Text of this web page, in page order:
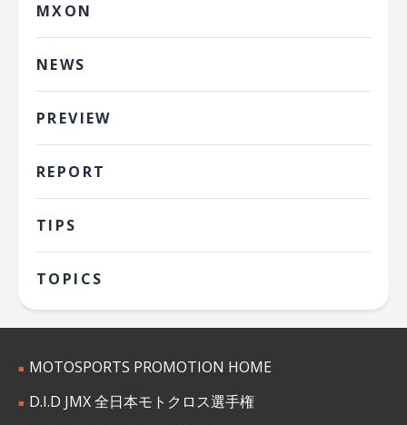
MXON
NEWS
PREVIEW
REPORT
TIPS
TOPICS
MOTOSPORTS PROMOTION HOME
D.I.D JMX 全日本モトクロス選手権